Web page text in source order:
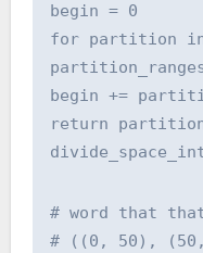
begin = 0
for partition
begin +=
return
# word that
# ((0, 50),